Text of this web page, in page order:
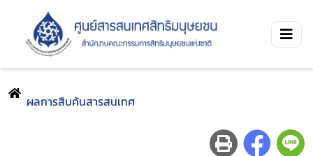
ผลการสืบค้นสารสนเทศ